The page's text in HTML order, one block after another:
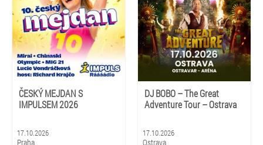
ČESKÝ MEJDAN S
IMPULSEM 2026
17.10.2026
Praha
DJ BOBO – The Great
Adventure Tour – Ostrava
17.10.2026
Ostrava